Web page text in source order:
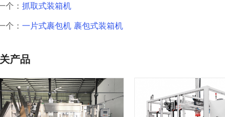
个： 抓取式装箱机
个： 一片式裹包机 裹包式装箱机
产品